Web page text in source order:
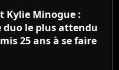
Kylie Minogue :
duo le plus attendu
25 ans à se faire